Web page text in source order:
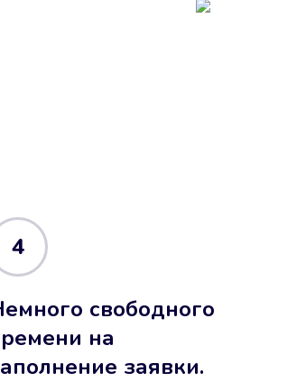
4
свободного
на
заявки.